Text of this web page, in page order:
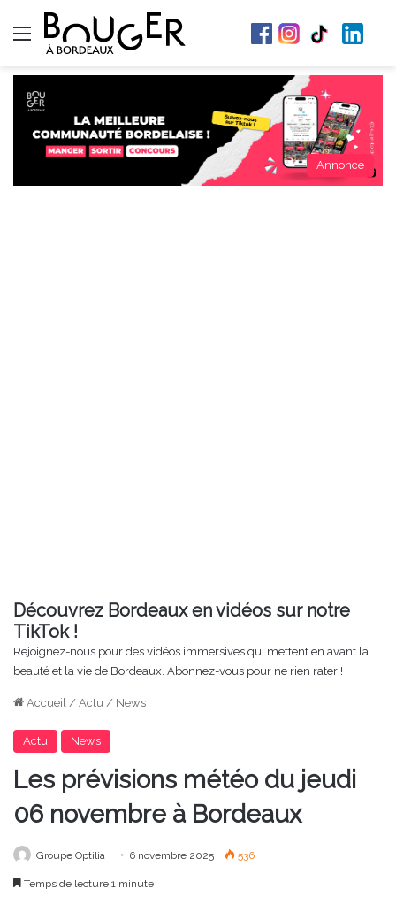
Menu
Annonce
Découvrez Bordeaux en vidéos sur notre
TikTok !
Rejoignez-nous pour des vidéos immersives qui mettent en avant la
beauté et la vie de Bordeaux. Abonnez-vous pour ne rien rater !
Accueil / Actu / News
Actu News
Les prévisions météo du jeudi
06 novembre à Bordeaux
Groupe Optilia 6 novembre 2025 536
Temps de lecture 1 minute